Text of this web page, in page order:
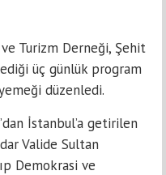
Turizm Derneği, Şehit
üç günlük program
düzenledi.
İstanbul’a getirilen
Valide Sultan
Demokrasi ve